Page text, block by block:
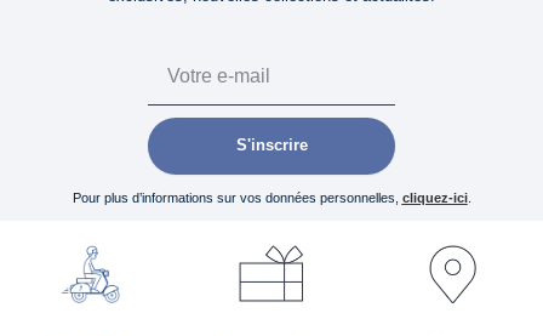
S'inscrire
Pour plus d’informations sur vos données personnelles, cliquez-ici.